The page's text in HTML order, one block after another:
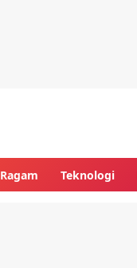
Ragam Teknologi